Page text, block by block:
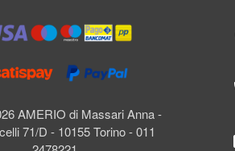
AMERIO di Massari Anna -
71/D - 10155 Torino - 011